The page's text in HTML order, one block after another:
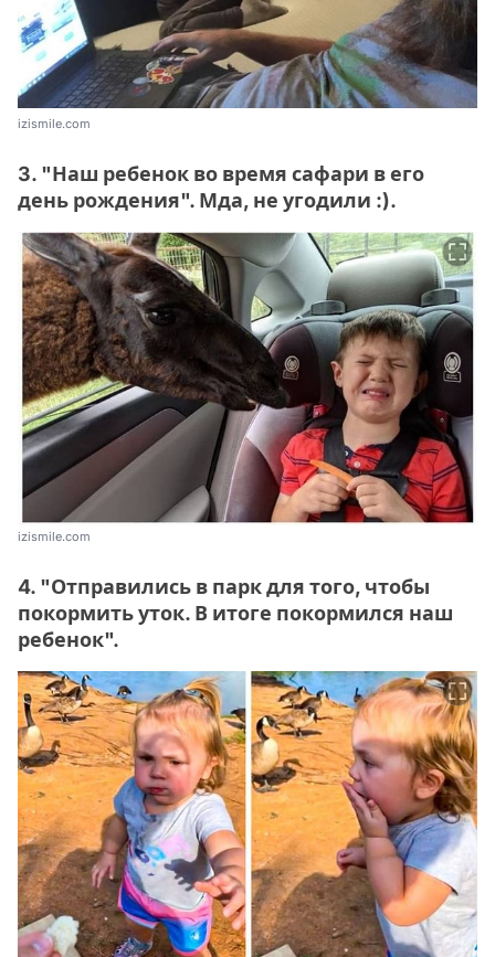
izismile.com
3. "Наш ребенок во время сафари в его
день рождения". Мда, не угодили :).
izismile.com
4. "Отправились в парк для того, чтобы
покормить уток. В итоге покормился наш
ребенок".